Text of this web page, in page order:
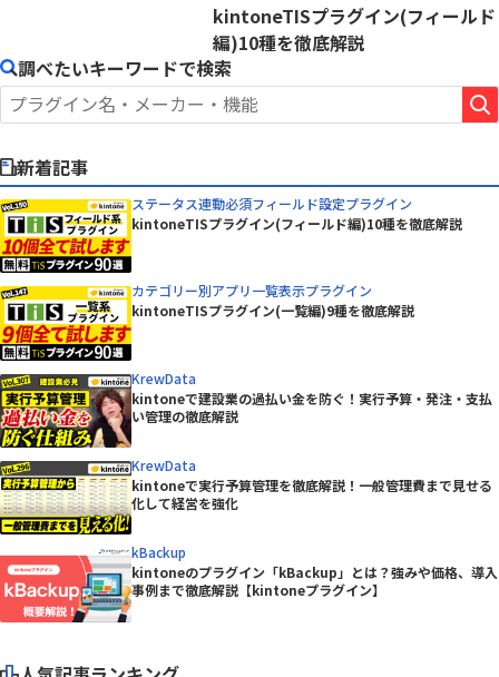
kintoneTISプラグイン(フィールド
編)10種を徹底解説
調べたいキーワードで検索
新着記事
ステータス連動必須フィールド設定プラグイン
kintoneTISプラグイン(フィールド編)10種を徹底解説
カテゴリー別アプリ一覧表示プラグイン
kintoneTISプラグイン(一覧編)9種を徹底解説
KrewData
kintoneで建設業の過払い金を防ぐ！実行予算・発注・支払
い管理の徹底解説
KrewData
kintoneで実行予算管理を徹底解説！一般管理費まで見せる
化して経営を強化
kBackup
kintoneのプラグイン「kBackup」とは？強みや価格、導入
事例まで徹底解説【kintoneプラグイン】